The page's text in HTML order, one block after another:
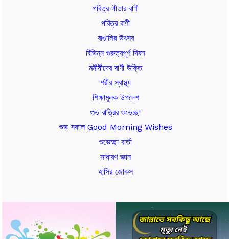
পবিত্র গীতার বাণী
পবিত্র বাণী
বাঙালির উৎসব
বিভিন্ন গুরুত্বপূর্ণ দিবস
মনীষীদের বাণী উক্তি
শরীর স্বাস্থ্য
শিক্ষামূলক উপদেশ
শুভ রাত্রির শুভেচ্ছা
শুভ সকাল Good Morning Wishes
শুভেচ্ছা বার্তা
সাধারণ জ্ঞান
হাসির জোকস